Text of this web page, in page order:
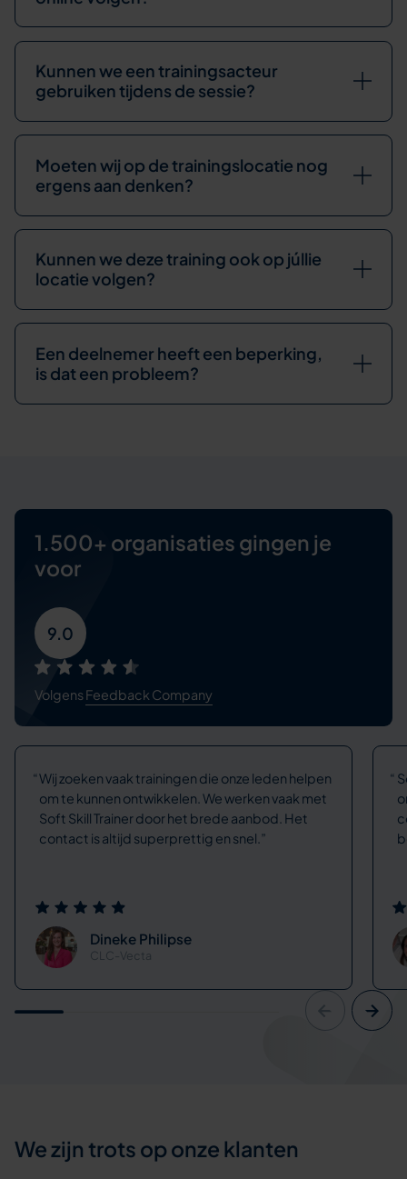
Kunnen we een trainingsacteur
gebruiken tijdens de sessie?
Moeten wij op de trainingslocatie nog
ergens aan denken?
Kunnen we deze training ook op júllie
locatie volgen?
Een deelnemer heeft een beperking,
is dat een probleem?
1.500+ organisaties gingen je
voor
9.0
VolgensFeedback Company
Wij zoeken vaak trainingen die onze leden helpen
om te kunnen ontwikkelen. We werken vaak met
Soft Skill Trainer door het brede aanbod. Het
contact is altijd superprettig en snel.
Dineke Philipse
CLC-Vecta
We zijn trots op onze klanten